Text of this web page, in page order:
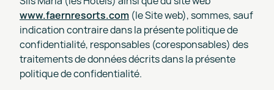
www.faernresorts.com (le Site web), sommes, sauf
indication contraire dans la présente politique de
confidentialité, responsables (coresponsables) des
traitements de données décrits dans la présente
politique de confidentialité.